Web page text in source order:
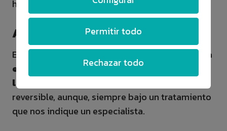
hipotiroidismo.
Alopecia traumática
Está provocada por un factor externo que
daña
el pelo generando una pérdida de pelo en
la zona afectada
reversible, aunque, siempre bajo un tratamiento
que nos indique un especialista.
Permitir todo
Rechazar todo